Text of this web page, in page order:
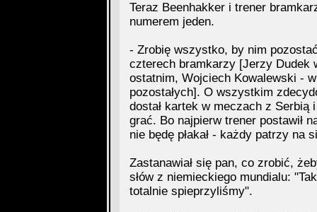
Teraz Beenhakker i trener
numerem jeden.
- Zrobię wszystko, by nim
czterech bramkarzy [Jerzy Dudek
ostatnim, Wojciech Kowalewski -
pozostałych]. O wszystkim
dostał kartek w meczach z Serbią
grać. Bo najpierw trener postawił
nie będę płakał - każdy patrzy na
Zastanawiał się pan, co zrobić,
słów z niemieckiego mundialu:
totalnie spieprzyliśmy".